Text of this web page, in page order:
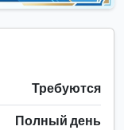
Требуются
Полный день